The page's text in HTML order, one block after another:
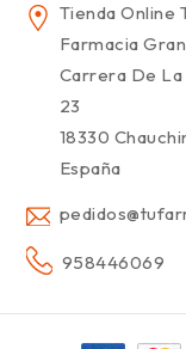
Tienda Online
Farmacia
Carrera De La
23
18330
España
958446069